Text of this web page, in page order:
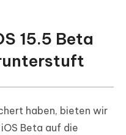
15.5 Beta
haben, bieten wir
Beta auf die